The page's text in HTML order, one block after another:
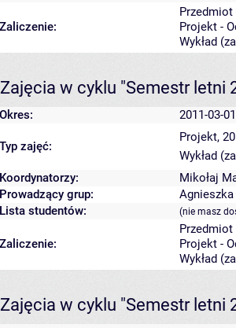
Zaliczenie:
Przedmiot
Projekt -
Wykład
Zajęcia w cyklu "Semestr letni
Okres: 2011-03-
Typ zajęć:
Projekt,
Wykład
Koordynatorzy:
Mikołaj
Prowadzący grup:
Lista studentów:
(nie masz
Zaliczenie:
Przedmiot
Projekt -
Wykład
Zajęcia w cyklu "Semestr letni